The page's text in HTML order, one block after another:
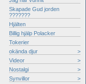
Skapade Gud jorden
???????
Hjälten
Billig hjälp Polacker
Tokerier
okända djur
>
Videor
>
Nostalgi
>
Synvillor
>